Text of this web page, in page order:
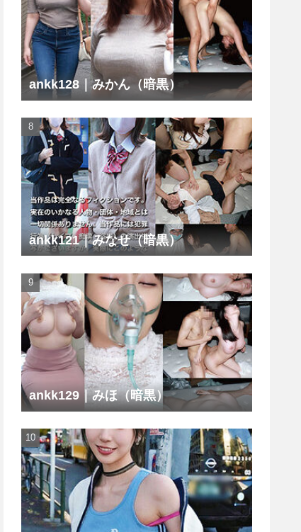
ankk128｜みかん（暗黒）
ankk121｜みなせ（暗黒）
ankk129｜みほ（暗黒）